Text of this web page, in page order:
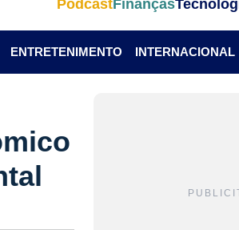
PodcastFinanças
ENTRETENIMENTO INTERNACIONAL